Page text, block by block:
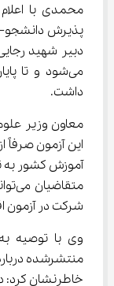
داشت.
شرکت در آزمون
وی با توصیه